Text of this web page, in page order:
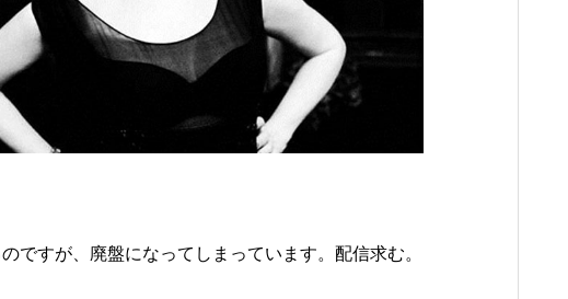
ですが、廃盤になってしまっています。配信求む。